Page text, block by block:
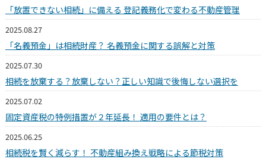
「放置できない相続」に備える 登記義務化で変わる不動産管理
2025.08.27
「名義預金」は相続財産？ 名義預金に関する誤解と対策
2025.07.30
相続を放棄する？放棄しない？正しい知識で後悔しない選択を
2025.07.02
固定資産税の特例措置が２年延長！ 適用の要件とは？
2025.06.25
相続税を賢く減らす！ 不動産組み換え戦略による節税対策